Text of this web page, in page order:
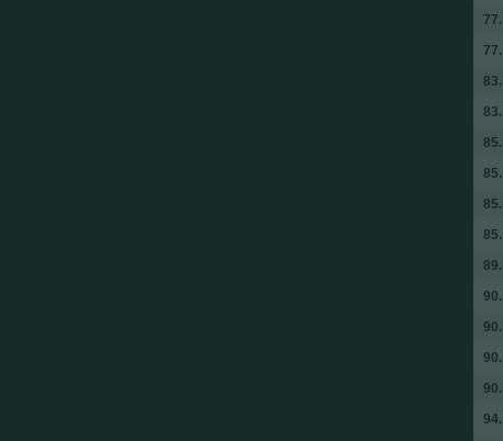
77.
77.
83.
83.
85.
85.
85.
85.
89.
90.
90.
90.
90.
94.